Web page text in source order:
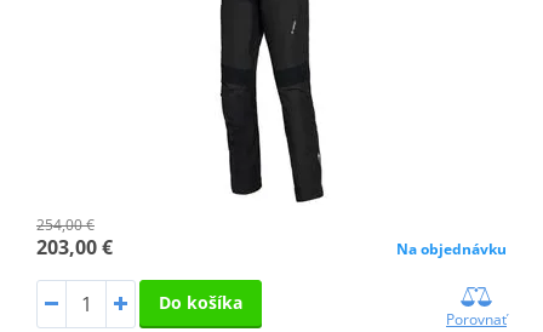
254,00 €
203,00 € Na objednávku
Do košíka
Porovnať